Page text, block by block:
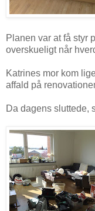
Planen var at få styr
overskueligt når
Katrines mor kom
affald på
Da dagens sluttede,